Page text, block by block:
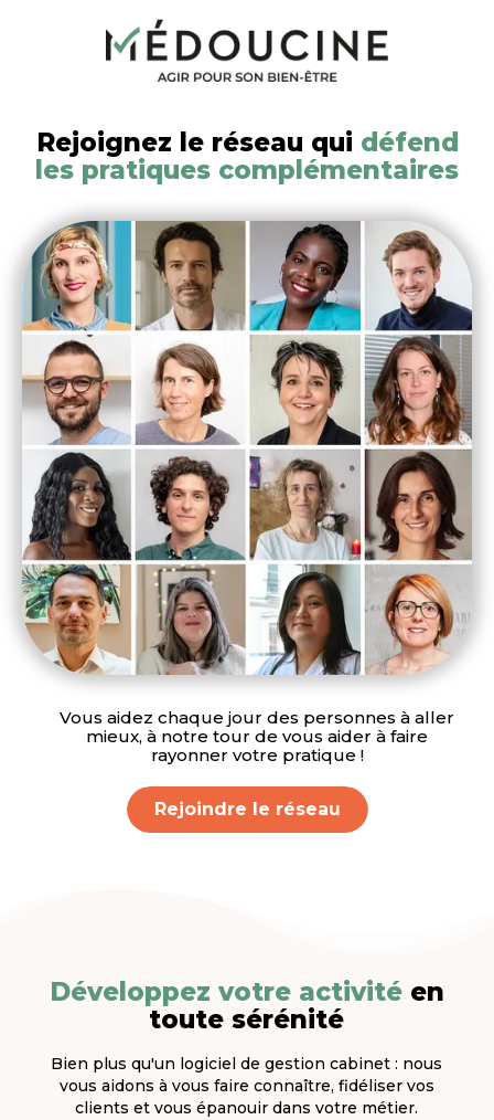
Rejoignez le réseau qui défend
les pratiques complémentaires
Vous aidez chaque jour des personnes à aller
mieux, à notre tour de vous aider à faire
rayonner votre pratique !
Rejoindre le réseau
Développez votre activité en
toute sérénité
Bien plus qu'un logiciel de gestion cabinet : nous
vous aidons à vous faire connaître, fidéliser vos
clients et vous épanouir dans votre métier.